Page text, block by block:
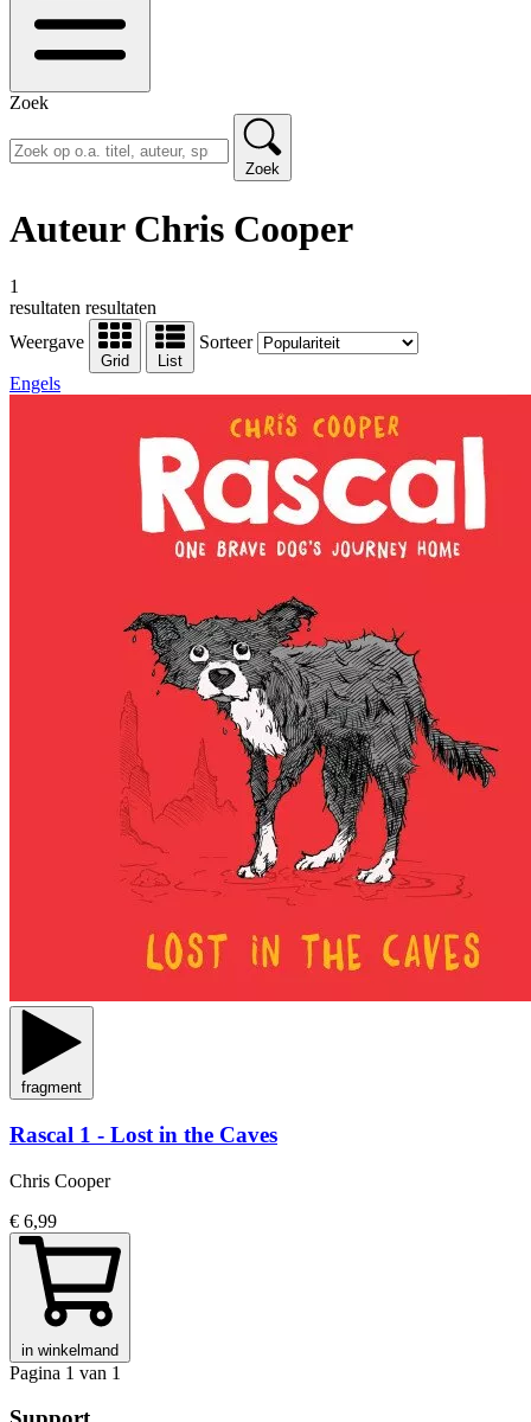
Zoek
Zoek
Auteur Chris Cooper
1
resultaten resultaten
Weergave
Grid List
Sorteer
Engels
fragment
Rascal 1 - Lost in the Caves
Chris Cooper
€ 6,99
in winkelmand
Pagina 1 van 1